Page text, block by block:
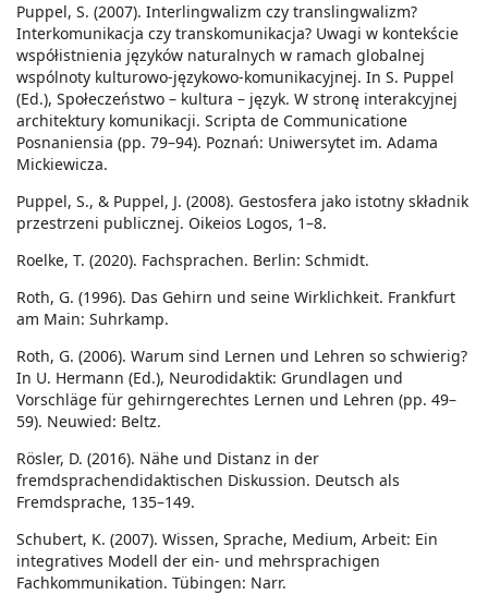
Puppel, S. (2007). Interlingwalizm czy translingwalizm?
Interkomunikacja czy transkomunikacja? Uwagi w kontekście
współistnienia języków naturalnych w ramach globalnej
wspólnoty kulturowo-językowo-komunikacyjnej. In S. Puppel
(Ed.), Społeczeństwo – kultura – język. W stronę interakcyjnej
architektury komunikacji. Scripta de Communicatione
Posnaniensia (pp. 79–94). Poznań: Uniwersytet im. Adama
Mickiewicza.
Puppel, S., & Puppel, J. (2008). Gestosfera jako istotny składnik
przestrzeni publicznej. Oikeios Logos, 1–8.
Roelke, T. (2020). Fachsprachen. Berlin: Schmidt.
Roth, G. (1996). Das Gehirn und seine Wirklichkeit. Frankfurt
am Main: Suhrkamp.
Roth, G. (2006). Warum sind Lernen und Lehren so schwierig?
In U. Hermann (Ed.), Neurodidaktik: Grundlagen und
Vorschläge für gehirngerechtes Lernen und Lehren (pp. 49–
59). Neuwied: Beltz.
Rösler, D. (2016). Nähe und Distanz in der
fremdsprachendidaktischen Diskussion. Deutsch als
Fremdsprache, 135–149.
Schubert, K. (2007). Wissen, Sprache, Medium, Arbeit: Ein
integratives Modell der ein- und mehrsprachigen
Fachkommunikation. Tübingen: Narr.